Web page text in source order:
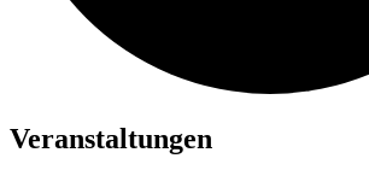
Veranstaltungen